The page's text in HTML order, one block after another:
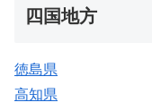
四国地方
徳島県
高知県